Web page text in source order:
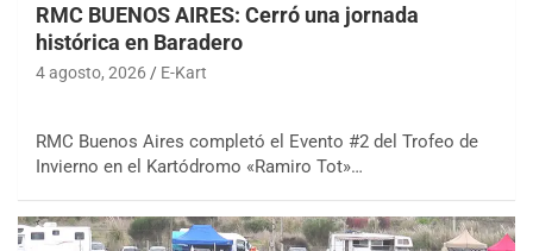
RMC BUENOS AIRES: Cerró una jornada
histórica en Baradero
4 agosto, 2026 E-Kart
RMC Buenos Aires completó el Evento #2 del Trofeo de
Invierno en el Kartódromo «Ramiro Tot»…